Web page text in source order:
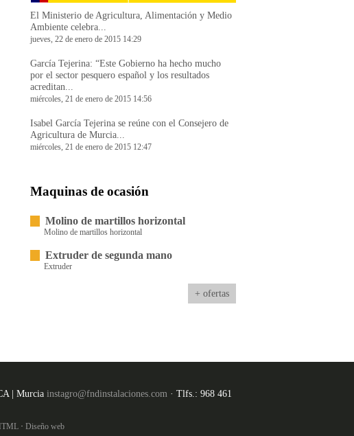
El Ministerio de Agricultura, Alimentación y Medio
Ambiente celebra...
jueves, 22 de enero de 2015 14:29
García Tejerina: “Este Gobierno ha hecho mucho
por el sector pesquero español y los resultados
acreditan...
miércoles, 21 de enero de 2015 14:56
Isabel García Tejerina se reúne con el Consejero de
Agricultura de Murcia...
miércoles, 21 de enero de 2015 12:47
Maquinas de ocasión
Molino de martillos horizontal
Molino de martillos horizontal
Extruder de segunda mano
Extruder
+ ofertas
| Murcia instagro@fndinstalaciones.com· Tlfs.: 968 461
· Diseño web